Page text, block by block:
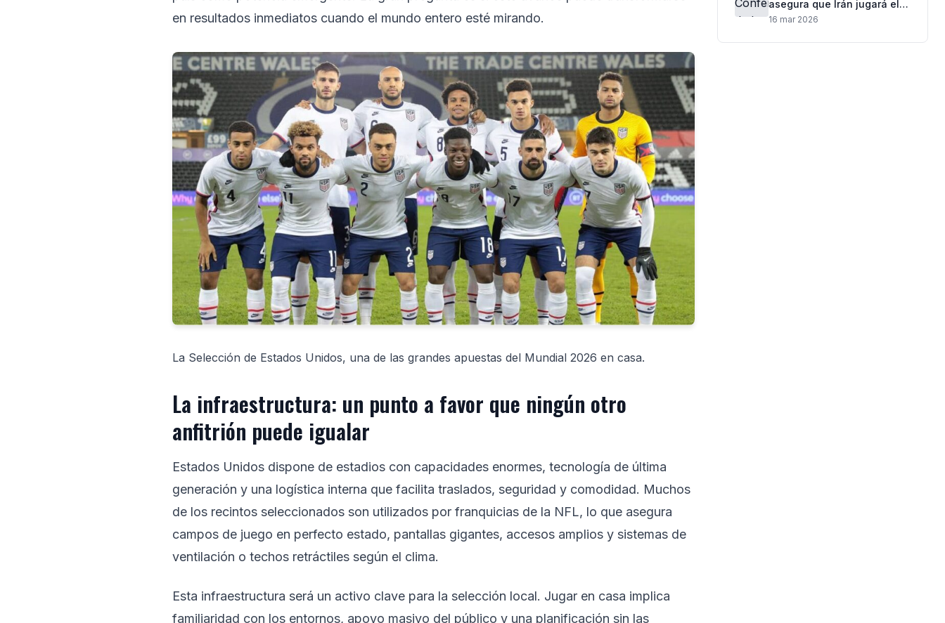
en resultados inmediatos cuando el mundo entero esté mirando.
La Selección de Estados Unidos, una de las grandes apuestas del Mundial 2026 en casa.
La infraestructura: un punto a favor que ningún otro
anfitrión puede igualar
Estados Unidos dispone de estadios con capacidades enormes, tecnología de última
generación y una logística interna que facilita traslados, seguridad y comodidad. Muchos
de los recintos seleccionados son utilizados por franquicias de la NFL, lo que asegura
campos de juego en perfecto estado, pantallas gigantes, accesos amplios y sistemas de
ventilación o techos retráctiles según el clima.
Esta infraestructura será un activo clave para la selección local. Jugar en casa implica
familiaridad con los entornos, apoyo masivo del público y una planificación sin las
asegura que Irán jugará el
Mundial 2026 pese a la
16 mar 2026